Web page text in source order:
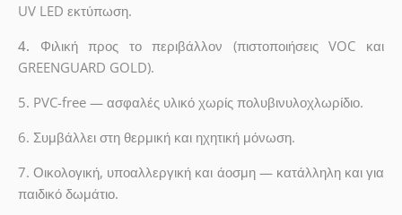
UV LED εκτύπωση.
4. Φιλική προς το περιβάλλον (πιστοποιήσεις VOC και
GREENGUARD GOLD).
5. PVC-free — ασφαλές υλικό χωρίς πολυβινυλοχλωρίδιο.
6. Συμβάλλει στη θερμική και ηχητική μόνωση.
7. Οικολογική, υποαλλεργική και άοσμη — κατάλληλη και για
παιδικό δωμάτιο.